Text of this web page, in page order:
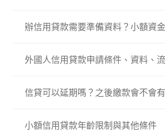
辦信用貸款需要準備資料？小額資
外國人信用貸款申請條件、資料、
信貸可以延期嗎？之後繳款會不會
小額信用貸款年齡限制與其他條件